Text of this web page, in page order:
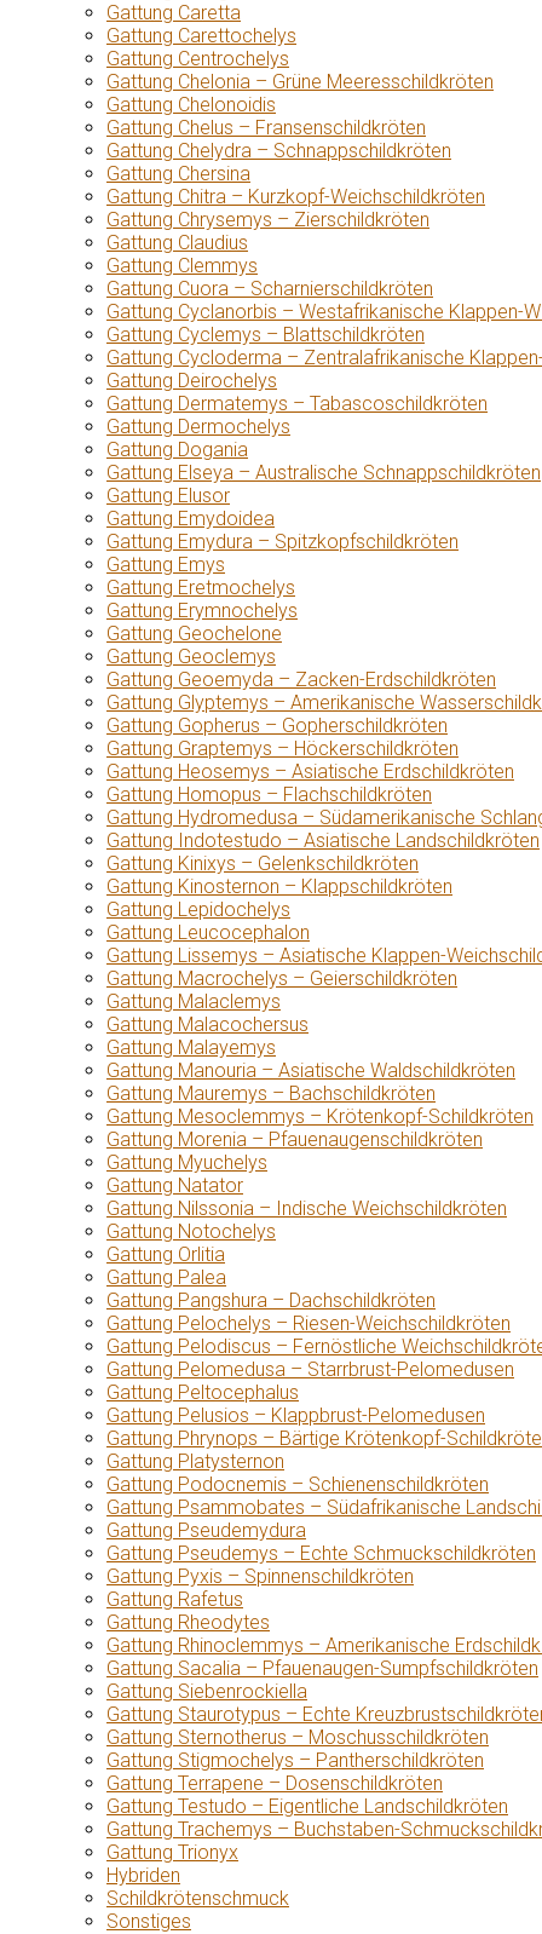
Gattung Caretta
Gattung Carettochelys
Gattung Centrochelys
Gattung Chelonia – Grüne Meeresschildkröten
Gattung Chelonoidis
Gattung Chelus – Fransenschildkröten
Gattung Chelydra – Schnappschildkröten
Gattung Chersina
Gattung Chitra – Kurzkopf-Weichschildkröten
Gattung Chrysemys – Zierschildkröten
Gattung Claudius
Gattung Clemmys
Gattung Cuora – Scharnierschildkröten
Gattung Cyclanorbis – Westafrikanische Klappen-
Gattung Cyclemys – Blattschildkröten
Gattung Cycloderma – Zentralafrikanische
Gattung Deirochelys
Gattung Dermatemys – Tabascoschildkröten
Gattung Dermochelys
Gattung Dogania
Gattung Elseya – Australische Schnappschildkröten
Gattung Elusor
Gattung Emydoidea
Gattung Emydura – Spitzkopfschildkröten
Gattung Emys
Gattung Eretmochelys
Gattung Erymnochelys
Gattung Geochelone
Gattung Geoclemys
Gattung Geoemyda – Zacken-Erdschildkröten
Gattung Glyptemys – Amerikanische
Gattung Gopherus – Gopherschildkröten
Gattung Graptemys – Höckerschildkröten
Gattung Heosemys – Asiatische Erdschildkröten
Gattung Homopus – Flachschildkröten
Gattung Hydromedusa – Südamerikanische
Gattung Indotestudo – Asiatische Landschildkröten
Gattung Kinixys – Gelenkschildkröten
Gattung Kinosternon – Klappschildkröten
Gattung Lepidochelys
Gattung Leucocephalon
Gattung Lissemys – Asiatische Klappen-
Gattung Macrochelys – Geierschildkröten
Gattung Malaclemys
Gattung Malacochersus
Gattung Malayemys
Gattung Manouria – Asiatische Waldschildkröten
Gattung Mauremys – Bachschildkröten
Gattung Mesoclemmys – Krötenkopf-Schildkröten
Gattung Morenia – Pfauenaugenschildkröten
Gattung Myuchelys
Gattung Natator
Gattung Nilssonia – Indische Weichschildkröten
Gattung Notochelys
Gattung Orlitia
Gattung Palea
Gattung Pangshura – Dachschildkröten
Gattung Pelochelys – Riesen-Weichschildkröten
Gattung Pelodiscus – Fernöstliche
Gattung Pelomedusa – Starrbrust-Pelomedusen
Gattung Peltocephalus
Gattung Pelusios – Klappbrust-Pelomedusen
Gattung Phrynops – Bärtige Krötenkopf-
Gattung Platysternon
Gattung Podocnemis – Schienenschildkröten
Gattung Psammobates – Südafrikanische
Gattung Pseudemydura
Gattung Pseudemys – Echte Schmuckschildkröten
Gattung Pyxis – Spinnenschildkröten
Gattung Rafetus
Gattung Rheodytes
Gattung Rhinoclemmys – Amerikanische
Gattung Sacalia – Pfauenaugen-Sumpfschildkröten
Gattung Siebenrockiella
Gattung Staurotypus – Echte
Gattung Sternotherus – Moschusschildkröten
Gattung Stigmochelys – Pantherschildkröten
Gattung Terrapene – Dosenschildkröten
Gattung Testudo – Eigentliche Landschildkröten
Gattung Trachemys – Buchstaben-
Gattung Trionyx
Hybriden
Schildkrötenschmuck
Sonstiges